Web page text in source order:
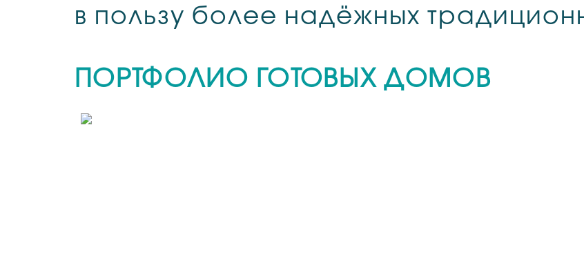
в пользу более надёжных
ПОРТФОЛИО ГОТОВЫХ ДОМОВ